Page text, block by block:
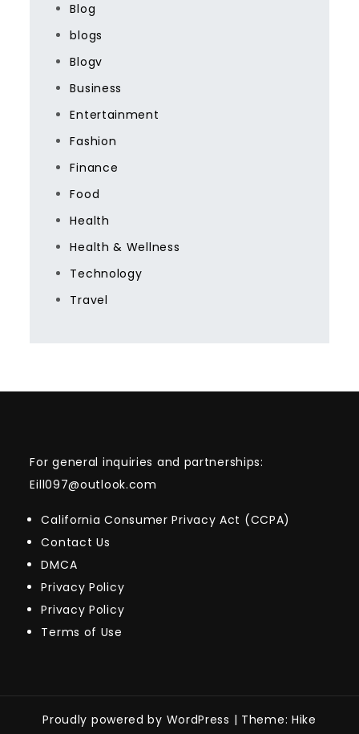
Blog
blogs
Blogv
Business
Entertainment
Fashion
Finance
Food
Health
Health & Wellness
Technology
Travel
For general inquiries and partnerships:
Eill097@outlook.com
California Consumer Privacy Act (CCPA)
Contact Us
DMCA
Privacy Policy
Privacy Policy
Terms of Use
Proudly powered by WordPress | Theme: Hike